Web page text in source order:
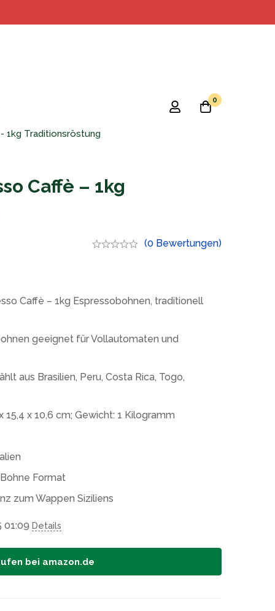
0
1kg Traditionsröstung
Caffè – 1kg
(0 Bewertungen)
Caffè – 1kg Espressobohnen, traditionell
geeignet für Vollautomaten und
aus Brasilien, Peru, Costa Rica, Togo,
x 10,6 cm; Gewicht: 1 Kilogramm
Format
zum Wappen Siziliens
01:09 Details
bei amazon.de